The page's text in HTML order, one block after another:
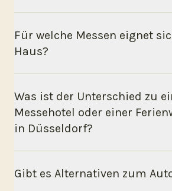
Für welche Messen eignet
Haus?
Was ist der Unterschied zu
Messehotel oder einer
in Düsseldorf?
Gibt es Alternativen zum